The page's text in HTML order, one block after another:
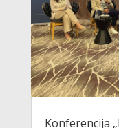
Konferencija